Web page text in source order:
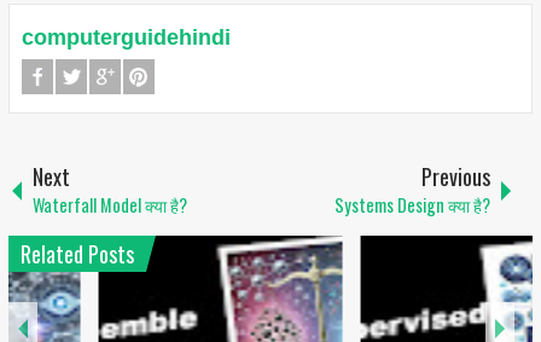
computerguidehindi
Next
Waterfall Model क्या है?
Previous
Systems Design क्या है?
Related Posts